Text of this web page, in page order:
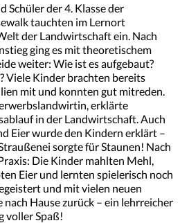
Schüler der 4. Klasse der
tauchten im Lernort
der Landwirtschaft ein. Nach
ging es mit theoretischem
weiter: Wie ist es aufgebaut?
Viele Kinder brachten bereits
mit und konnten gut mitreden.
erklärte
in der Landwirtschaft. Auch
Eier wurde den Kindern erklärt –
sorgte für Staunen! Nach
Die Kinder mahlten Mehl,
Eier und lernten spielerisch noch
und mit vielen neuen
nach Hause zurück – ein lehrreicher
voller Spaß!